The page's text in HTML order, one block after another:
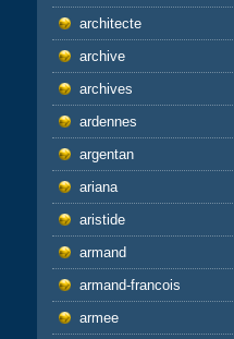
architecte
archive
archives
ardennes
argentan
ariana
aristide
armand
armand-francois
armee